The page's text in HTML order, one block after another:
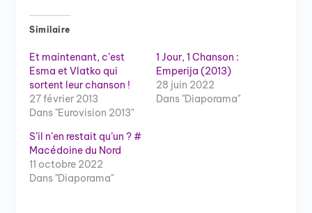
Similaire
Et maintenant, c’est
Esma et Vlatko qui
sortent leur chanson !
27 février 2013
Dans "Eurovision 2013"
1 Jour, 1 Chanson :
Emperija (2013)
28 juin 2022
Dans "Diaporama"
S’il n’en restait qu’un ? #
Macédoine du Nord
11 octobre 2022
Dans "Diaporama"